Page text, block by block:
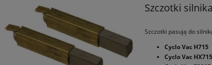
Szczotki
Szczotki pasują do
Cyclo Vac H715
Cyclo Vac HX715